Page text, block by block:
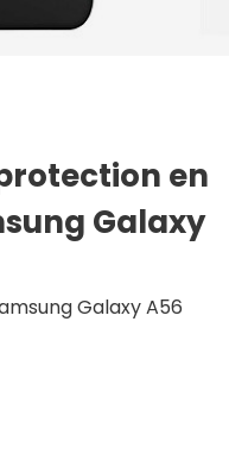
en
Galaxy
Galaxy A56